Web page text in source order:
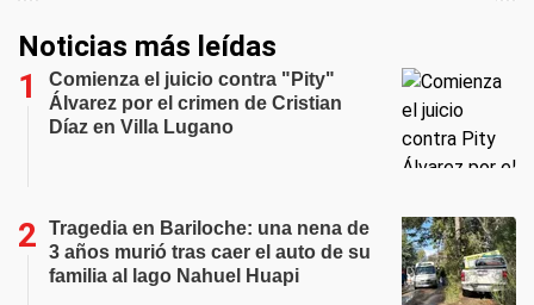
Noticias más leídas
Comienza el juicio contra "Pity"
Álvarez por el crimen de Cristian
Díaz en Villa Lugano
Tragedia en Bariloche: una nena de
3 años murió tras caer el auto de su
familia al lago Nahuel Huapi